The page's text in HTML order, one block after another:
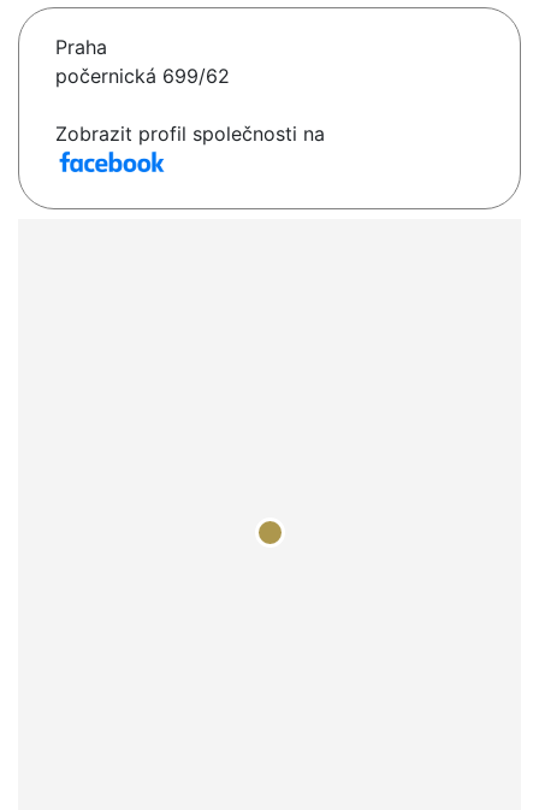
Praha
počernická 699/62
Zobrazit profil společnosti na